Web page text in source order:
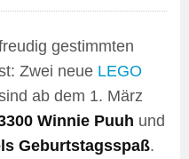
gestimmten
Zwei neue LEGO
ab dem 1. März
Winnie Puuh und
Geburtstagsspaß.